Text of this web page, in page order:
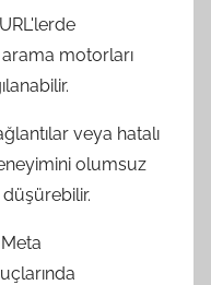
arama motorları
veya hatalı
olumsuz
düşürebilir.